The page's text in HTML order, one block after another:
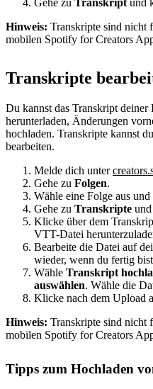
Hinweis: Transkripte sind nicht
mobilen Spotify for Creators
Transkripte
Du kannst das Transkript
herunterladen, Änderungen
hochladen. Transkripte kannst
bearbeiten.
Melde dich unter
Gehe zu Folgen.
Wähle eine Folge aus
Gehe zu Transkripte
Klicke über dem
VTT-Datei
Bearbeite die Datei auf
wieder, wenn du fertig
Wähle Transkript
auswählen. Wähle die
Klicke nach dem Upload
Hinweis: Transkripte sind nicht
mobilen Spotify for Creators
Tipps zum Hochladen